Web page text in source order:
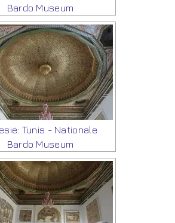
Bardo Museum
Tunis - Nationale
Bardo Museum